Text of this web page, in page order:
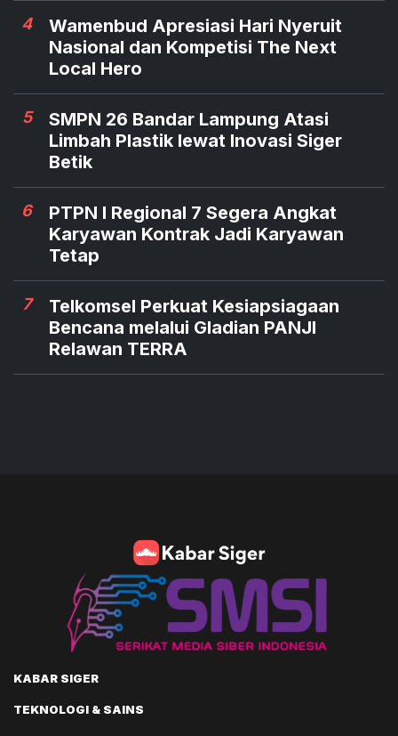
4
Wamenbud Apresiasi Hari Nyeruit
Nasional dan Kompetisi The Next
Local Hero
5
SMPN 26 Bandar Lampung Atasi
Limbah Plastik lewat Inovasi Siger
Betik
6
PTPN I Regional 7 Segera Angkat
Karyawan Kontrak Jadi Karyawan
Tetap
7
Telkomsel Perkuat Kesiapsiagaan
Bencana melalui Gladian PANJI
Relawan TERRA
KABAR SIGER
TEKNOLOGI & SAINS